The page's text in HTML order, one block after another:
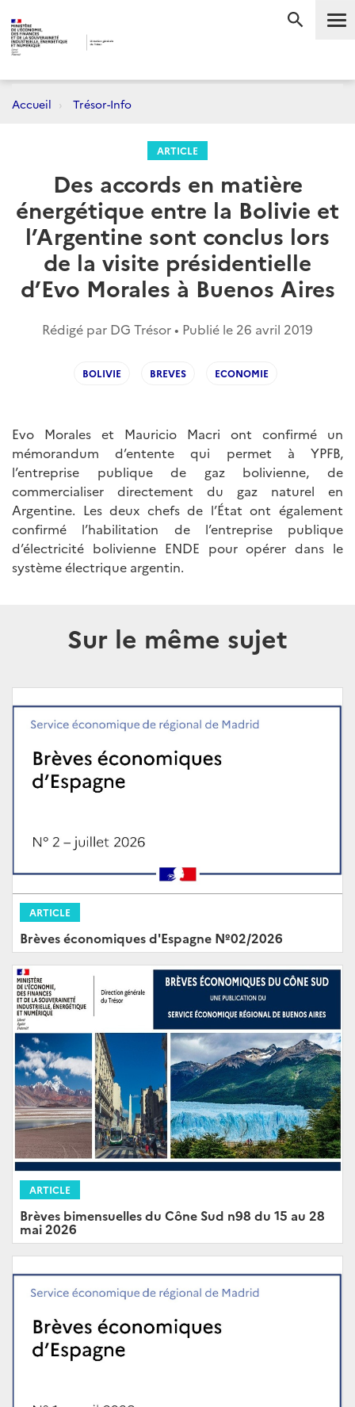
Accueil Trésor-Info
ARTICLE
Des accords en matière
énergétique entre la Bolivie et
l’Argentine sont conclus lors
de la visite présidentielle
d’Evo Morales à Buenos Aires
Rédigé par DG Trésor • Publié le 26 avril 2019
BOLIVIE BREVES ECONOMIE
Evo Morales et Mauricio Macri ont confirmé un
mémorandum d’entente qui permet à YPFB,
l’entreprise publique de gaz bolivienne, de
commercialiser directement du gaz naturel en
Argentine. Les deux chefs de l’État ont également
confirmé l’habilitation de l’entreprise publique
d’électricité bolivienne ENDE pour opérer dans le
système électrique argentin.
Sur le même sujet
ARTICLE
Brèves économiques d'Espagne Nº02/2026
ARTICLE
Brèves bimensuelles du Cône Sud n98 du 15 au 28
mai 2026